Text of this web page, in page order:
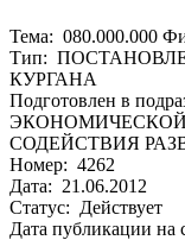
Тема: 080.000.000
Тип:
КУРГАНА
Подготовлен в
СОДЕЙСТВИЯ
Номер: 4262
Дата: 21.06.2012
Статус: Действует
Дата публикации на